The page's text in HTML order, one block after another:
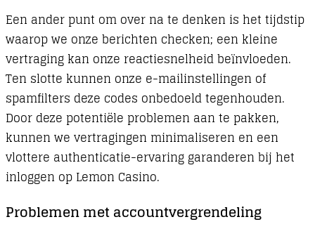
Een ander punt om over na te denken is het tijdstip
waarop we onze berichten checken; een kleine
vertraging kan onze reactiesnelheid beïnvloeden.
Ten slotte kunnen onze e-mailinstellingen of
spamfilters deze codes onbedoeld tegenhouden.
Door deze potentiële problemen aan te pakken,
kunnen we vertragingen minimaliseren en een
vlottere authenticatie-ervaring garanderen bij het
inloggen op Lemon Casino.
Problemen met accountvergrendeling